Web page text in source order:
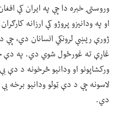
وروستۍ خبره دا چې په ایران کې
او په ودانیزو پروژو کې ارزانه
ژورې ریښې لرونکي انسانان دي، چې
غاړې ته غورځول شوي دي. په دې
ورکشاپونو او ودانیو څرخونه د دې
لاسونه چې د دې ټولو ودانیو برخه
دي.